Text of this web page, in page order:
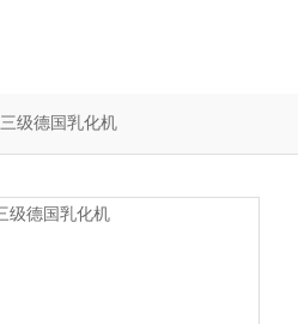
三级德国乳化机